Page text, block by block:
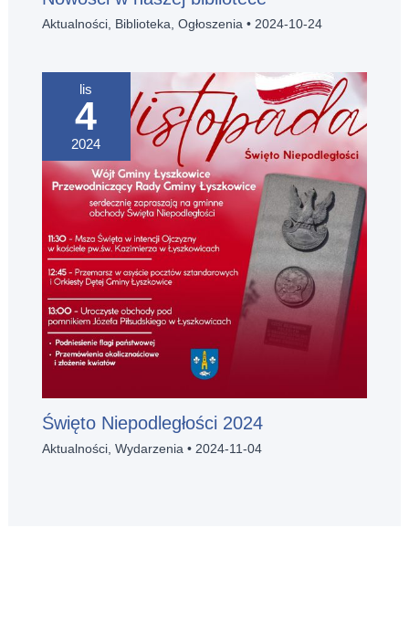
Aktualności, Biblioteka Ogłoszenia • 2024-10-24
lis
4
2024
Święto Niepodległości 2024
Aktualności, Wydarzenia • 2024-11-04